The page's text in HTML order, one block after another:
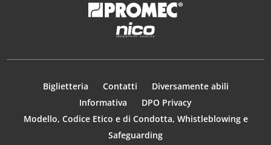
Biglietteria Contatti
Diversamente abili
Informativa
DPO Privacy
Modello, Codice Etico e di Condotta, Whistleblowing e
Safeguarding